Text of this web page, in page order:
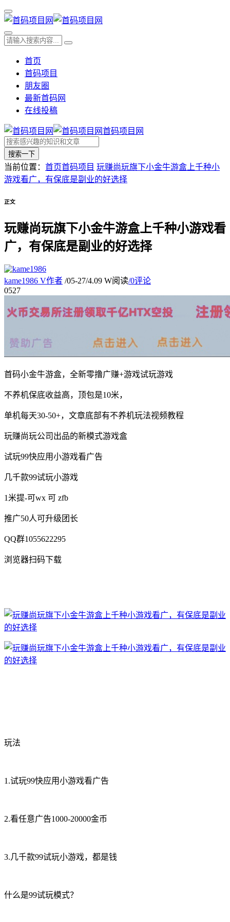
首页
首码项目
朋友圈
最新首码网
在线投稿
首码项目网
搜索一下
当前位置： 首页首码项目 玩赚尚玩旗下小金牛游盒上千种小
游戏看广，有保底是副业的好选择
正文
玩赚尚玩旗下小金牛游盒上千种小游戏看
广，有保底是副业的好选择
kame1986 V作者 /05-27/4.09 W阅读/0评论
0527
首码小金牛游盒，全新零撸广赚+游戏试玩游戏
不养机保底收益高，顶包是10米，
单机每天30-50+，文章底部有不养机玩法视频教程
玩赚尚玩公司出品的新模式游戏盒
试玩99快应用小游戏看广告
几千款99试玩小游戏
1米提-可wx 可 zfb
推广50人可升级团长
QQ群1055622295
浏览器扫码下载
玩法
1.试玩99快应用小游戏看广告
2.看任意广告1000-20000金币
3.几千款99试玩小游戏，都是钱
什么是99试玩模式？